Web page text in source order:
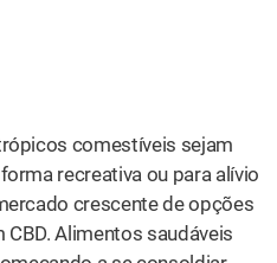
folhas de cannabis cruas
dos anos para
para seu sistema. Embora
não sejam tão ativos no
eles têm seus próprios